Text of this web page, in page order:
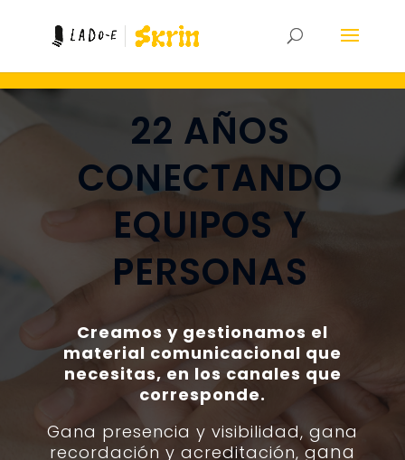
22 AÑOS
CONECTANDO
EQUIPOS Y
PERSONAS
Creamos y gestionamos el
material comunicacional que
necesitas, en los canales que
corresponde.
Gana presencia y visibilidad, gana
recordación y acreditación, gana